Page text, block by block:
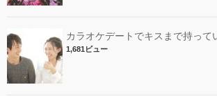
カラオケデートでキスまで持って
1,681ビュー